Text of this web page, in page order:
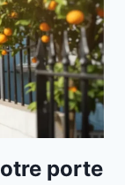
porte